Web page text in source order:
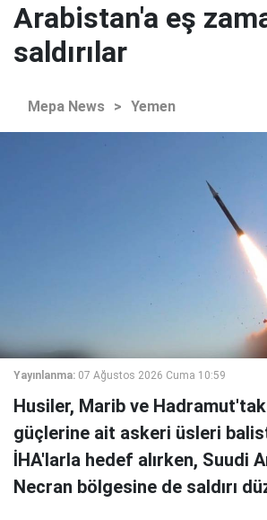
Arabistan'a eş
saldırılar
Mepa News > Yemen
Yayınlanma: 07 Ağustos 2026 Cuma 10:59
Husiler, Marib ve
güçlerine ait askeri üsleri
İHA'larla hedef alırken, Suudi
Necran bölgesine de saldırı